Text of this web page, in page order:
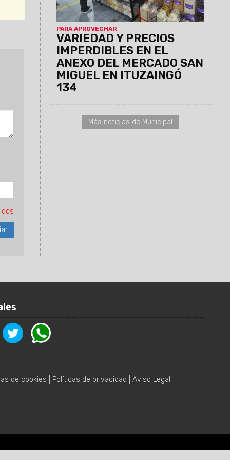
PARA APROVECHAR
VARIEDAD Y PRECIOS
IMPERDIBLES EN EL
ANEXO DEL MERCADO SAN
MIGUEL EN ITUZAINGÓ
134
limpieza y servicio técnico para
celulares, entre otros.
Más noticias de Municipal
de cookies Políticas de privacidad |Aviso Legal